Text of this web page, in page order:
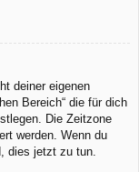
deiner eigenen
Bereich“ die für dich
Die Zeitzone
werden. Wenn du
dies jetzt zu tun.